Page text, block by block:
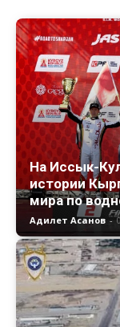
На Иссык-
истории
мира по
Адилет Асанов -